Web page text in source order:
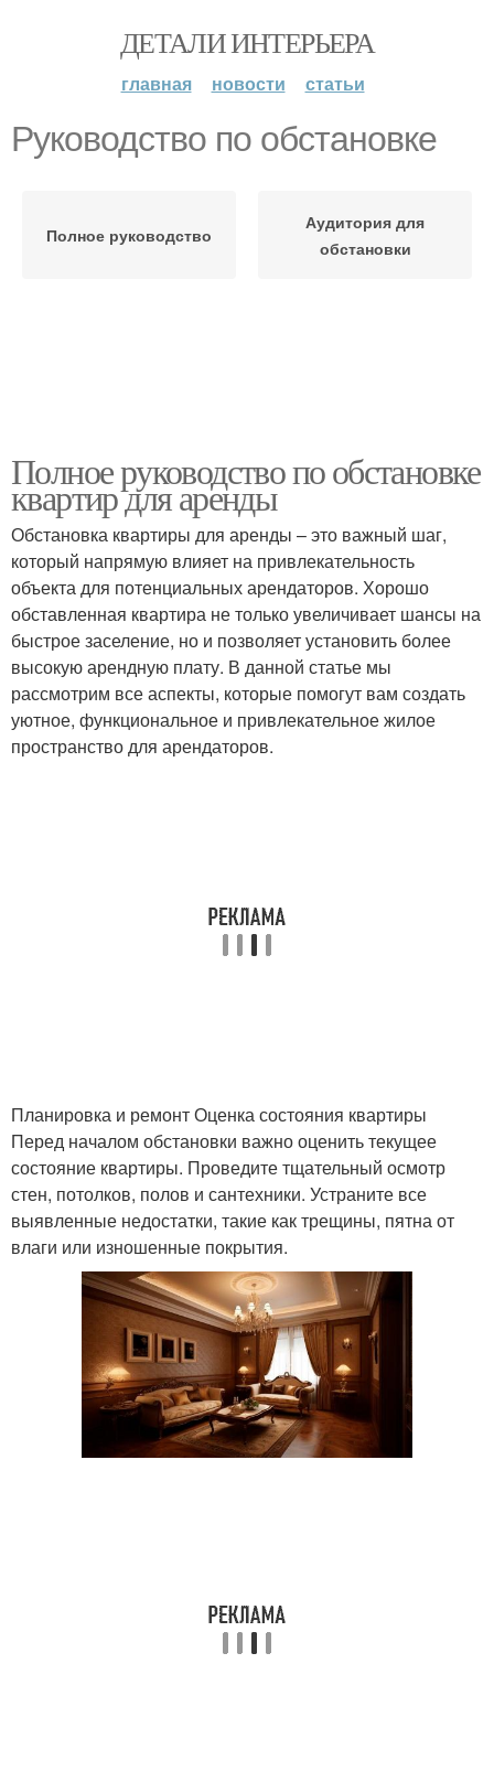
ДЕТАЛИ ИНТЕРЬЕРА
главная новости статьи
Руководство по обстановке
Полное руководство
Аудитория для
обстановки
Полное руководство по обстановке
квартир для аренды
Обстановка квартиры для аренды – это важный шаг,
который напрямую влияет на привлекательность
объекта для потенциальных арендаторов. Хорошо
обставленная квартира не только увеличивает шансы на
быстрое заселение, но и позволяет установить более
высокую арендную плату. В данной статье мы
рассмотрим все аспекты, которые помогут вам создать
уютное, функциональное и привлекательное жилое
пространство для арендаторов.
Планировка и ремонт Оценка состояния квартиры
Перед началом обстановки важно оценить текущее
состояние квартиры. Проведите тщательный осмотр
стен, потолков, полов и сантехники. Устраните все
выявленные недостатки, такие как трещины, пятна от
влаги или изношенные покрытия.